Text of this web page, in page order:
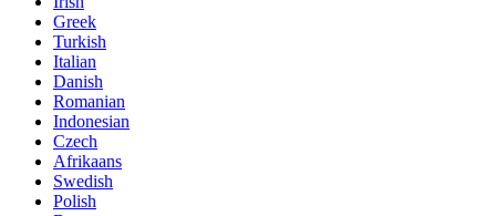
Greek
Turkish
Italian
Danish
Romanian
Indonesian
Czech
Afrikaans
Swedish
Polish